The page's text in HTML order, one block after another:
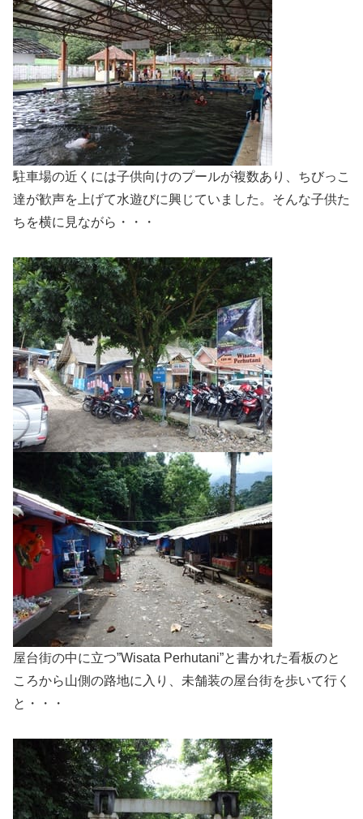
駐車場の近くには子供向けのプールが複数あり、ちびっこ
達が歓声を上げて水遊びに興じていました。そんな子供た
ちを横に見ながら・・・
屋台街の中に立つ”Wisata Perhutani”と書かれた看板のと
ころから山側の路地に入り、未舗装の屋台街を歩いて行く
と・・・